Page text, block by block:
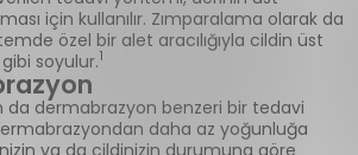
için kullanılır. Zımparalama olarak da
özel bir alet aracılığıyla cildin üst
soyulur.1
da dermabrazyon benzeri bir tedavi
daha az yoğunluğa
ya da cildinizin durumuna göre